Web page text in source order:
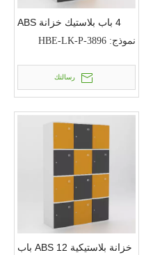
4 باب بلاستيك خزانة ABS
نموذج: HBE-LK-P-3896
رسالتك
خزانة بلاستيكية ABS 12 باب